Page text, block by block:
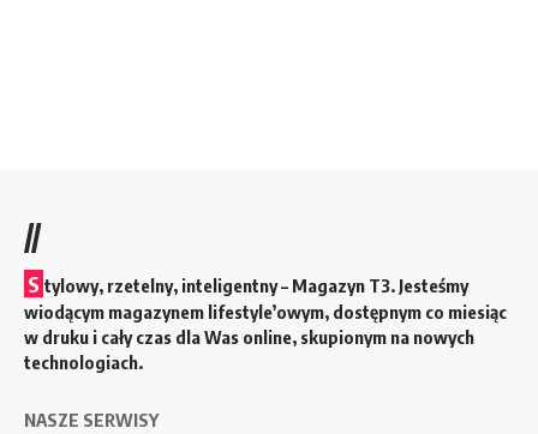
//
S tylowy, rzetelny, inteligentny – Magazyn T3. Jesteśmy
wiodącym magazynem lifestyle’owym, dostępnym co miesiąc
w druku i cały czas dla Was online, skupionym na nowych
technologiach.
NASZE SERWISY